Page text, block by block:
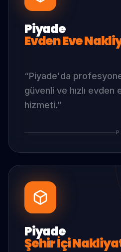
Piyade
Evden Eve
“Piyade'da
güvenli ve hızlı evden
hizmeti.”
Piyade
Şehir İçi